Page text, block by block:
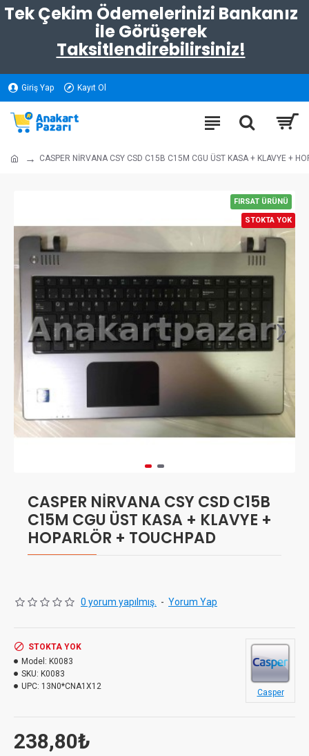
Tek Çekim Ödemelerinizi Bankanız
ile Görüşerek
Taksitlendirebilirsiniz!
Giriş Yap Kayıt Ol
CASPER NİRVANA CSY CSD C15B C15M CGU ÜST KASA + KLAVYE +
FIRSAT ÜRÜNÜ
STOKTA YOK
CASPER NİRVANA CSY CSD C15B
C15M CGU ÜST KASA + KLAVYE +
HOPARLÖR + TOUCHPAD
0 yorum yapılmış. - Yorum Yap
238,80₺
STOKTA YOK
Model: K0083
SKU: K0083
UPC: 13N0*CNA1X12
Casper